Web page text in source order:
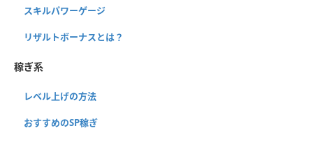
スキルパワーゲージ
リザルトボーナスとは？
稼ぎ系
レベル上げの方法
おすすめのSP稼ぎ